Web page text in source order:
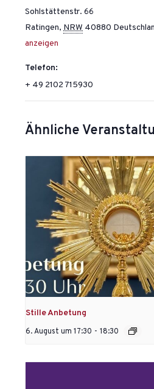
Sohlstättenstr. 66
Ratingen, NRW 40880
anzeigen
Telefon:
+ 49 2102 715930
Ähnliche
Stille Anbetung
6. August um 17:30 - 18:30